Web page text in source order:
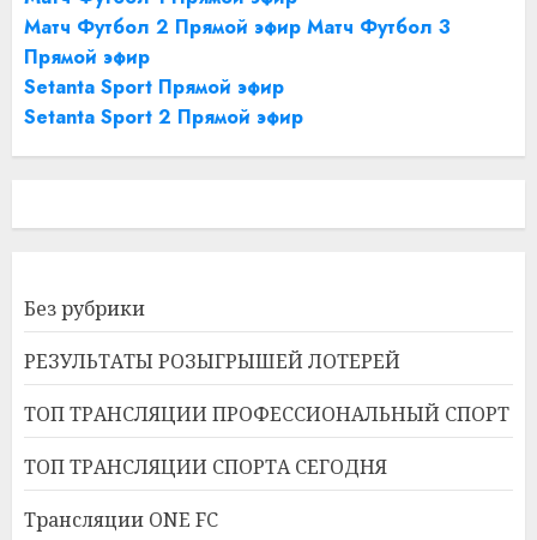
Матч Футбол 2 Прямой эфир Матч Футбол 3
Прямой эфир
Setanta Sport Прямой эфир
Setanta Sport 2 Прямой эфир
Без рубрики
РЕЗУЛЬТАТЫ РОЗЫГРЫШЕЙ ЛОТЕРЕЙ
ТОП ТРАНСЛЯЦИИ ПРОФЕССИОНАЛЬНЫЙ СПОРТ
ТОП ТРАНСЛЯЦИИ СПОРТА СЕГОДНЯ
Трансляции ONE FC